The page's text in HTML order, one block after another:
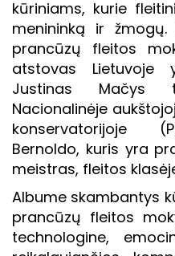
kūriniams, kurie
menininką ir
prancūzų fleitos
atstovas Lietuvoje
Justinas Mačys
Nacionalinėje
konservatorijoje
Bernoldo, kuris yra
meistras, fleitos
Albume skambantys
prancūzų fleitos
technologine,